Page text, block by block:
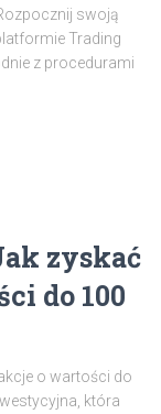
swoją
Trading
z procedurami
zyskać
do 100
o wartości do
która